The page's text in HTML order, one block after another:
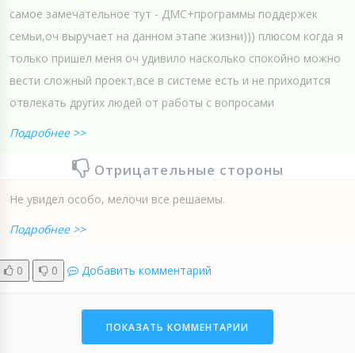
самое замечательное тут - ДМС+программы поддержек
семьи,оч выручает на данном этапе жизни))) плюсом когда я
только пришел меня оч удивило насколько спокойно можно
вести сложный проект,все в системе есть и не приходится
отвлекать других людей от работы с вопросами
Подробнее >>
Отрицательные стороны
Не увидел особо, мелочи все решаемы.
Подробнее >>
0 0 Добавить комментарий
ПОКАЗАТЬ КОММЕНТАРИИ